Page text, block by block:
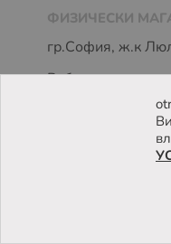
ФИЗИЧЕСКИ
гр.София, ж.к
Работно време: